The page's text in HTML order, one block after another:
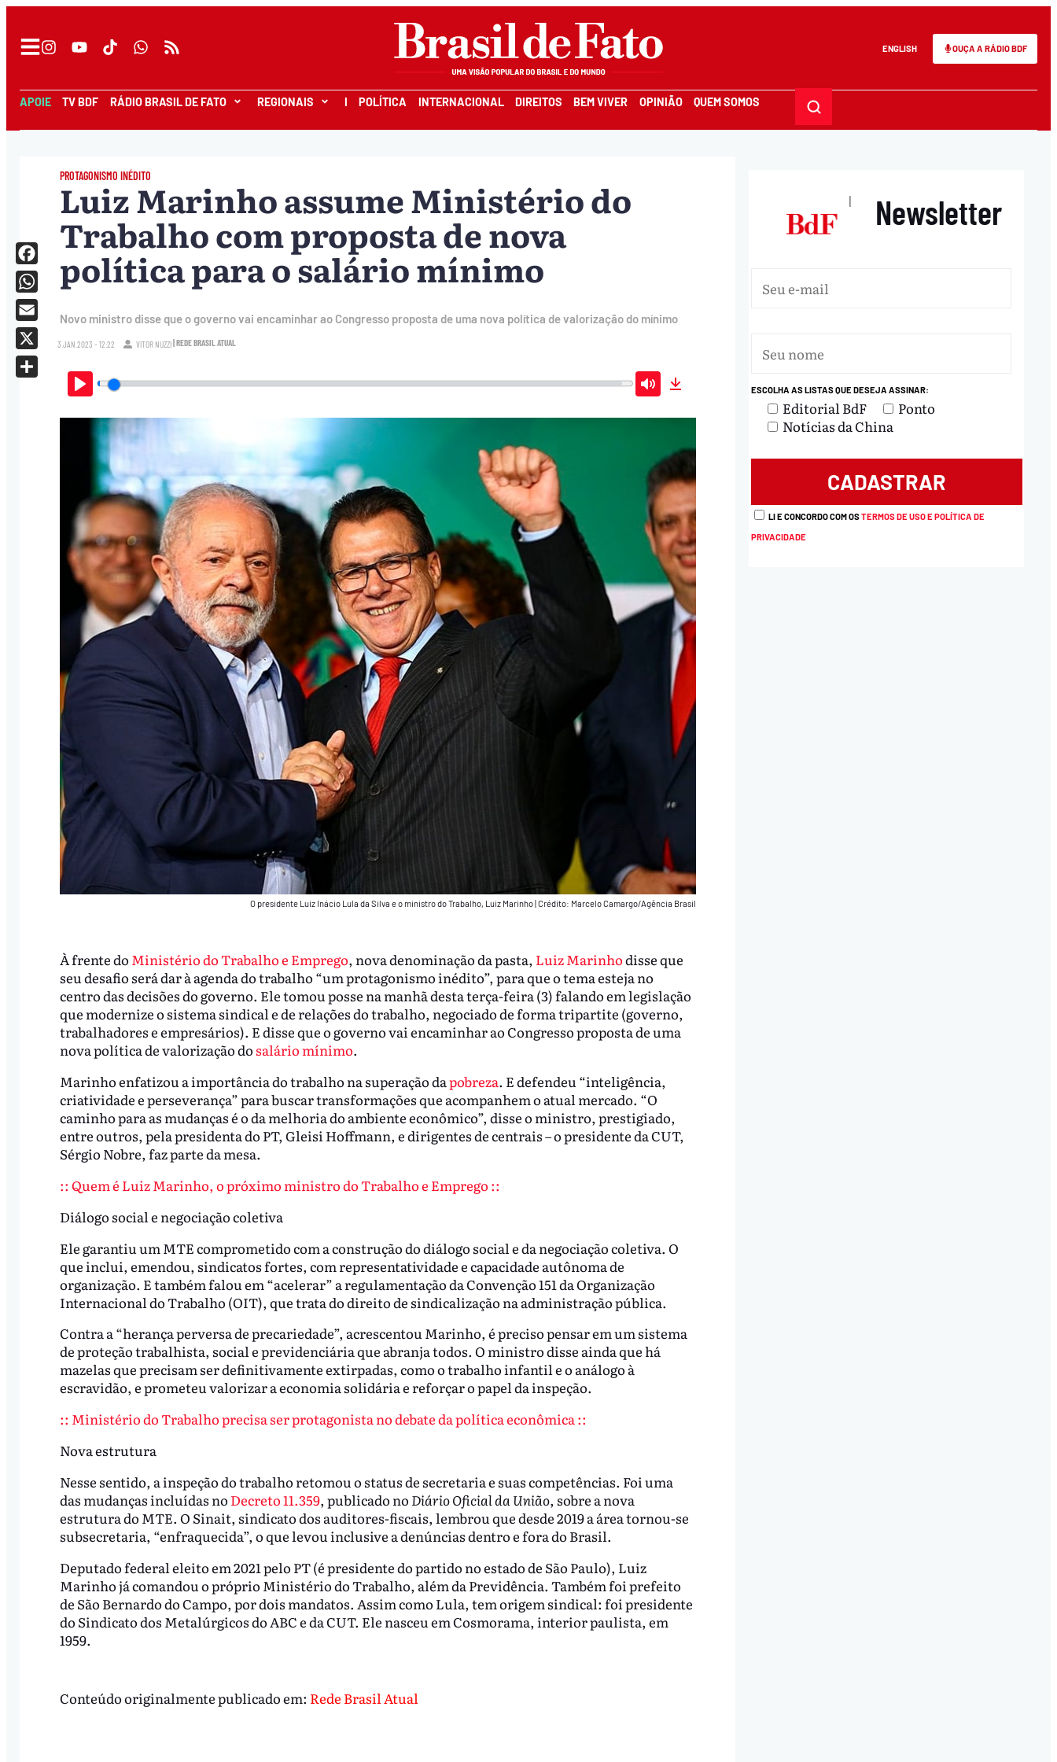
ENGLISH OUÇA A RÁDIO BDF
APOIE TV BDF RÁDIO BRASIL DE FATO REGIONAIS I POLÍTICA INTERNACIONAL DIREITOS BEM VIVER OPINIÃO QUEM SOMOS
PROTAGONISMO INÉDITO
Luiz Marinho assume Ministério do
Trabalho com proposta de nova
política para o salário mínimo
Novo ministro disse que o governo vai encaminhar ao Congresso proposta de uma nova política de valorização do mínimo
3.JAN.2023 - 12:22 VITOR NUZZI| REDE BRASIL ATUAL
Play Mute
O presidente Luiz Inácio Lula da Silva e o ministro do Trabalho, Luiz Marinho Crédito: Marcelo Camargo/Agência Brasil
À frente do Ministério do Trabalho e Emprego, nova denominação da pasta, Luiz Marinhodisse que
seu desafio será dar à agenda do trabalho “um protagonismo inédito”, para que o tema esteja no
centro das decisões do governo. Ele tomou posse na manhã desta terça-feira (3) falando em legislação
que modernize o sistema sindical e de relações do trabalho, negociado de forma tripartite (governo,
trabalhadores e empresários). E disse que o governo vai encaminhar ao Congresso proposta de uma
nova política de valorização do salário mínimo.
Marinho enfatizou a importância do trabalho na superação dapobreza. E defendeu “inteligência,
criatividade e perseverança” para buscar transformações que acompanhem o atual mercado. “O
caminho para as mudanças é o da melhoria do ambiente econômico”, disse o ministro, prestigiado,
entre outros, pela presidenta do PT, Gleisi Hoffmann, e dirigentes de centrais – o presidente da CUT,
Sérgio Nobre, faz parte da mesa.
:: Quem é Luiz Marinho, o próximo ministro do Trabalho e Emprego ::
Diálogo social e negociação coletiva
Ele garantiu um MTE comprometido com a construção do diálogo social e da negociação coletiva. O
que inclui, emendou, sindicatos fortes, com representatividade e capacidade autônoma de
organização. E também falou em “acelerar” a regulamentação da Convenção 151 da Organização
Internacional do Trabalho (OIT), que trata do direito de sindicalização na administração pública.
Contra a “herança perversa de precariedade”, acrescentou Marinho, é preciso pensar em um sistema
de proteção trabalhista, social e previdenciária que abranja todos. O ministro disse ainda que há
mazelas que precisam ser definitivamente extirpadas, como o trabalho infantil e o análogo à
escravidão, e prometeu valorizar a economia solidária e reforçar o papel da inspeção.
:: Ministério do Trabalho precisa ser protagonista no debate da política econômica ::
Nova estrutura
Nesse sentido, a inspeção do trabalho retomou o status de secretaria e suas competências. Foi uma
das mudanças incluídas no Decreto 11.359, publicado no Diário Oficial da União, sobre a nova
estrutura do MTE. O Sinait, sindicato dos auditores-fiscais, lembrou que desde 2019 a área tornou-se
subsecretaria, “enfraquecida”, o que levou inclusive a denúncias dentro e fora do Brasil.
Deputado federal eleito em 2021 pelo PT (é presidente do partido no estado de São Paulo), Luiz
Marinho já comandou o próprio Ministério do Trabalho, além da Previdência. Também foi prefeito
de São Bernardo do Campo, por dois mandatos. Assim como Lula, tem origem sindical: foi presidente
do Sindicato dos Metalúrgicos do ABC e da CUT. Ele nasceu em Cosmorama, interior paulista, em
1959.
Facebook
WhatsApp
Email
X
Conteúdo originalmente publicado em: Rede Brasil Atual
| Newsletter
ESCOLHA AS LISTAS QUE DESEJA ASSINAR:
Editorial BdF
Ponto
Notícias da China
LI E CONCORDO COM OSTERMOS DE USO E POLÍTICA DE
PRIVACIDADE